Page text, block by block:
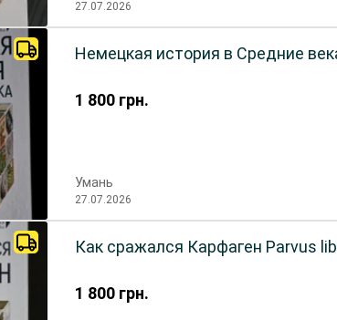
27.07.2026
1 800 грн.
Немецкая история в Средние
Умань
27.07.2026
1 800 грн.
Как сражался Карфаген Parvus